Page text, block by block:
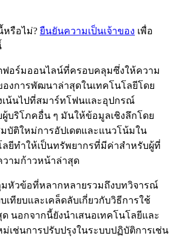
รือไม่? ยืนยันความเป็นเจ้าของ เพื่อ
ตฟอร์มออนไลน์ที่ครอบคลุมซึ่งให้ความ
งการพัฒนาล่าสุดในเทคโนโลยีโดย
เน้นไปที่สมาร์ทโฟนและอุปกรณ์
บริโภคอื่น ๆ มันให้ข้อมูลเชิงลึกโดย
บัติใหม่การอัปเดตและแนวโน้มใน
ยีทำให้เป็นทรัพยากรที่มีค่าสำหรับผู้ที่
วามก้าวหน้าล่าสุด
หัวข้อที่หลากหลายรวมถึงบทวิจารณ์
เทียบและเคล็ดลับเกี่ยวกับวิธีการใช้
นอกจากนี้ยังนำเสนอเทคโนโลยีและ
เช่นการปรับปรุงในระบบปฏิบัติการเช่น